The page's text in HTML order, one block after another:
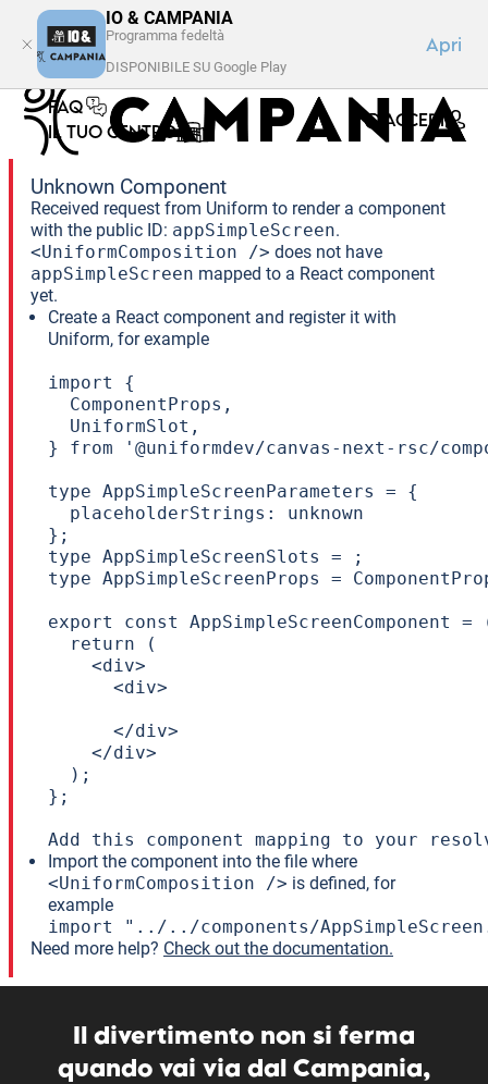
IO & CAMPANIA
Programma fedeltà
DISPONIBILE SU Google Play
Apri
FAQ
IL TUO CENTRO
ACCEDI
Unknown Component
Received request from Uniform to render a component
with the public ID: appSimpleScreen.
<UniformComposition /> does not have
appSimpleScreen mapped to a React component
yet.
Create a React component and register it with
Uniform, for example
import {
  ComponentProps,
  UniformSlot,
} from '@uniformdev/canvas-next-rsc/
type AppSimpleScreenParameters = {
  placeholderStrings: unknown
};
type AppSimpleScreenSlots = ;
type AppSimpleScreenProps =
export const AppSimpleScreenComponent
  return (
    <div>
      <div>
      </div>
    </div>
  );
};
Add this component mapping to your
Import the component into the file where
<UniformComposition /> is defined, for
example
import "../../components/
Need more help? Check out the documentation.
Il divertimento non si ferma
quando vai via dal Campania,